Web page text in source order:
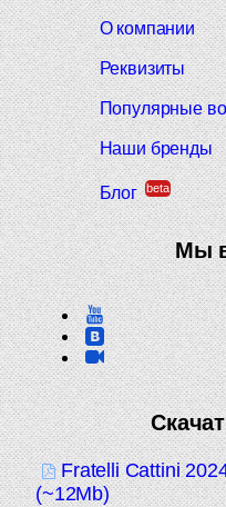
О компании
Реквизиты
Популярные
Наши бренды
Блог beta
Мы
Fratelli Cattini
(~12Mb)